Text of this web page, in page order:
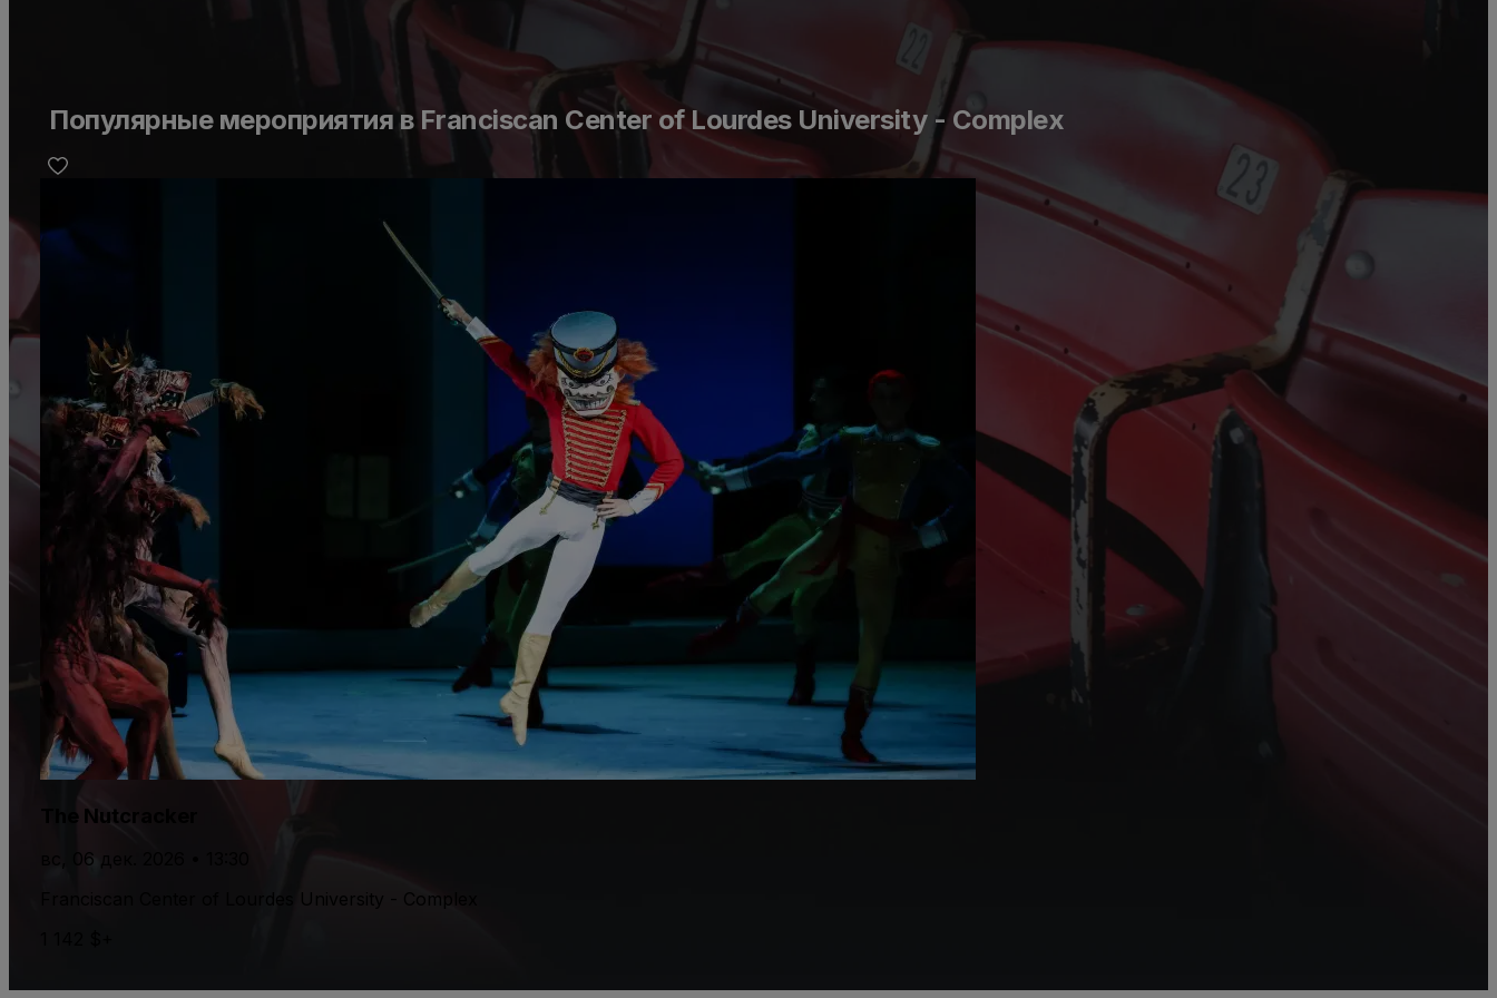
Популярные мероприятия в Franciscan Center of Lourdes University - Complex
The Nutcracker
вс, 06 дек. 2026 • 13:30
Franciscan Center of Lourdes University - Complex